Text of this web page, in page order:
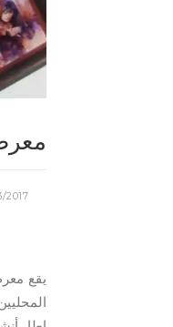
2017
يقع